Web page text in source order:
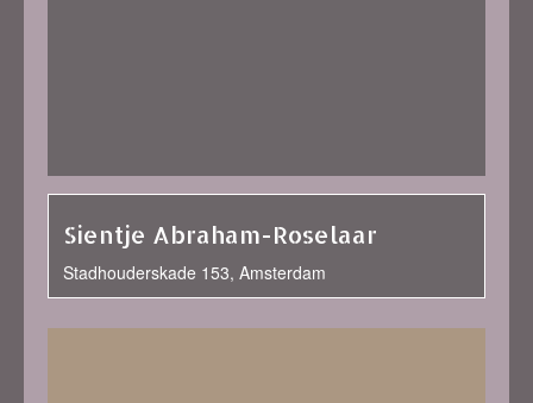
Sientje Abraham-Roselaar
Stadhouderskade 153, Amsterdam